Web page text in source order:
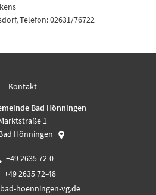
Telefon: 02631/76722
Kontakt
Bad Hönningen
1
Hönningen
+49 2635 72-0
+49 2635 72-48
hoenningen-vg.de